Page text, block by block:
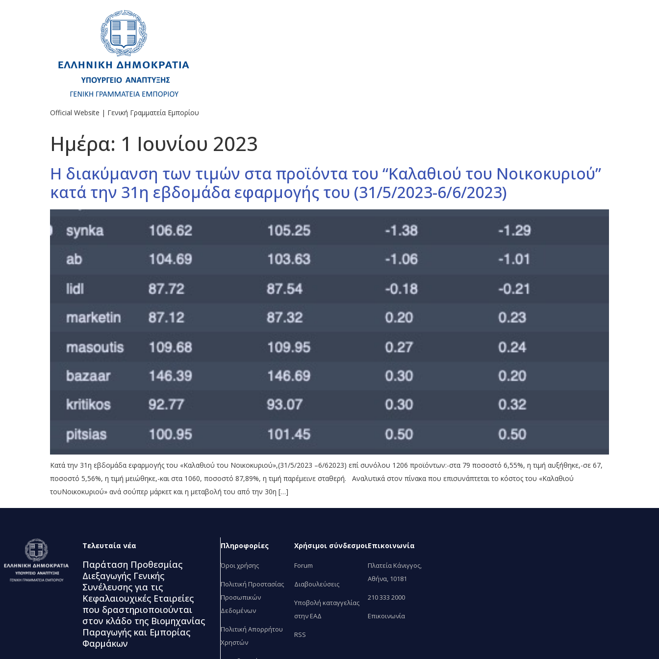
Official Website | Γενική Γραμματεία Εμπορίου
Ημέρα: 1 Ιουνίου 2023
Η διακύμανση των τιμών στα προϊόντα του “Καλαθιού του Νοικοκυριού”
κατά την 31η εβδομάδα εφαρμογής του (31/5/2023-6/6/2023)
Κατά την 31η εβδομάδα εφαρμογής του «Καλαθιού του Νοικοκυριού»,(31/5/2023 –6/62023) επί συνόλου 1206 προϊόντων:-στα 79 ποσοστό 6,55%, η τιμή αυξήθηκε,-σε 67,
ποσοστό 5,56%, η τιμή μειώθηκε,-και στα 1060, ποσοστό 87,89%, η τιμή παρέμεινε σταθερή. Αναλυτικά στον πίνακα που επισυνάπτεται το κόστος του «Καλαθιού
τουΝοικοκυριού» ανά σούπερ μάρκετ και η μεταβολή του από την 30η […]
Τελευταία νέα
Παράταση Προθεσμίας
Διεξαγωγής Γενικής
Συνέλευσης για τις
Κεφαλαιουχικές Εταιρείες
που δραστηριοποιούνται
στον κλάδο της Βιομηχανίας
Παραγωγής και Εμπορίας
Φαρμάκων
Πληροφορίες
Όροι χρήσης
Πολιτική Προστασίας
Προσωπικών
Δεδομένων
Πολιτική Απορρήτου
Χρηστών
Χρήσιμοι σύνδεσμοι
Forum
Διαβουλεύσεις
Υποβολή καταγγελίας
στην ΕΑΔ
RSS
Επικοινωνία
Πλατεία Κάνιγγος,
Αθήνα, 10181
210 333 2000
Επικοινωνία